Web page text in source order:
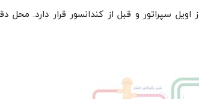
سپراتور و قبل از کندانسور قرار دارد. محل